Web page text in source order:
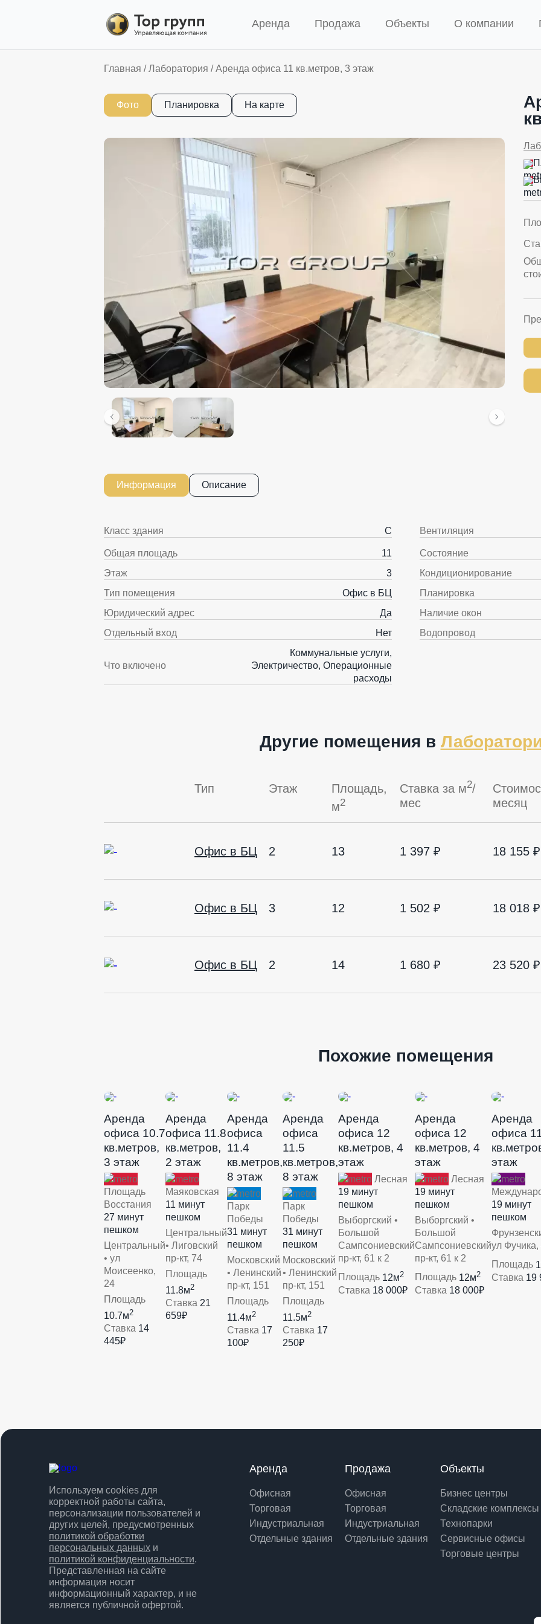
Аренда Продажа Объекты О компании
Главная /Лаборатория /Аренда офиса 11 кв.метров, 3 этаж
Фото Планировка На карте
Информация Описание
Класс здания C
Общая площадь
11
Этаж
3
Тип помещения
Офис в БЦ
Юридический адрес
Да
Отдельный вход
Нет
Что включено
Коммунальные услуги,
Электричество, Операционные
расходы
Вентиляция
Состояние
Кондиционирование
Планировка
Наличие окон
Водопровод
Другие помещения в
Тип Этаж
Площадь,
м2
Ставка за м2/
мес
месяц
Офис в БЦ 2 13 1 397 ₽ 18 155 ₽
Офис в БЦ 3 12 1 502 ₽ 18 018 ₽
Офис в БЦ 2 14 1 680 ₽ 23 520 ₽
Похожие помещения
Аренда
офиса 10.7
кв.метров,
3 этаж
Площадь
Восстания
27 минут
пешком
Центральный
• ул
Моисеенко,
24
Площадь
10.7м2
Ставка 14
445₽
Аренда
офиса 11.8
кв.метров,
2 этаж
Маяковская
11 минут
пешком
Центральный
• Лиговский
пр-кт, 74
Площадь
11.8м2
Ставка 21
659₽
Аренда
офиса
11.4
кв.метров,
8 этаж
Парк
Победы
31 минут
пешком
Московский
• Ленинский
пр-кт, 151
Площадь
11.4м2
Ставка 17
100₽
Аренда
офиса
11.5
кв.метров,
8 этаж
Парк
Победы
31 минут
пешком
Московский
• Ленинский
пр-кт, 151
Площадь
11.5м2
Ставка 17
250₽
Аренда
офиса 12
кв.метров, 4
этаж
Лесная
19 минут
пешком
Выборгский •
Большой
Сампсониевский
пр-кт, 61 к 2
Площадь 12м2
Ставка 18 000₽
Аренда
офиса 12
кв.метров, 4
этаж
Лесная
19 минут
пешком
Выборгский •
Большой
Сампсониевский
пр-кт, 61 к 2
Площадь 12м2
Ставка 18 000₽
Аренда
офиса
этаж
19 минут
пешком
ул Фучика,
Площадь
Ставка 19
Используем cookies для
корректной работы сайта,
персонализации пользователей и
других целей, предусмотренных
политикой обработки
персональных данных и
политикой конфиденциальности.
Представленная на сайте
информация носит
информационный характер, и не
является публичной офертой.
Аренда
Офисная
Торговая
Индустриальная
Отдельные здания
Продажа
Офисная
Торговая
Индустриальная
Отдельные здания
Объекты
Бизнес центры
Складские комплексы
Технопарки
Сервисные офисы
Торговые центры